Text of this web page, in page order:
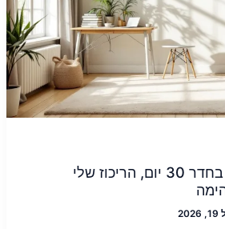
נאבקתי עם הבלגן בחדר 30 יום, הריכוז שלי